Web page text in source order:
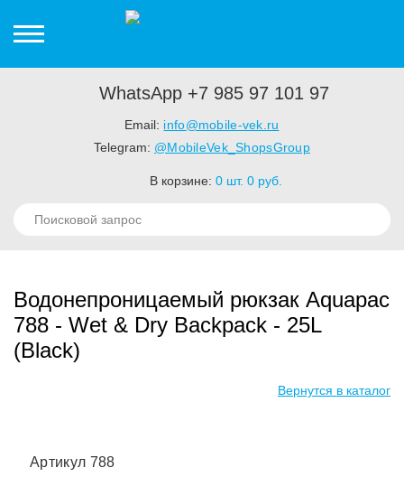
WhatsApp +7 985 97 101 97
Email: info@mobile-vek.ru
Telegram: @MobileVek_ShopsGroup
В корзине: 0шт. 0руб.
Водонепроницаемый рюкзак Aquapac
788 - Wet & Dry Backpack - 25L
(Black)
Артикул 788
Вернутся в каталог